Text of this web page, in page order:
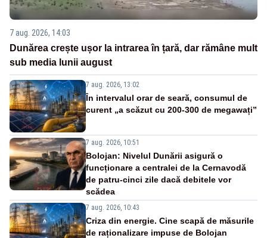
7 aug. 2026, 14:03
Dunărea crește ușor la intrarea în țară, dar rămâne mult
sub media lunii august
7 aug. 2026, 13:02
În intervalul orar de seară, consumul de
curent „a scăzut cu 200-300 de megawați”
7 aug. 2026, 10:51
Bolojan: Nivelul Dunării asigură o
funcționare a centralei de la Cernavodă
de patru-cinci zile dacă debitele vor
scădea
7 aug. 2026, 10:43
Criza din energie. Cine scapă de măsurile
de raționalizare impuse de Bolojan